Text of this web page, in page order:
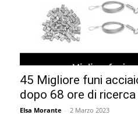
45 Migliore funi
dopo 68 ore di ricerca
Elsa Morante - 2 Marzo 2023